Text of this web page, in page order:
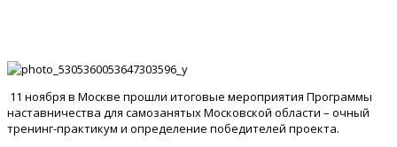
11 ноября в Москве прошли итоговые мероприятия Программы
наставничества для самозанятых Московской области – очный
тренинг-практикум и определение победителей проекта.